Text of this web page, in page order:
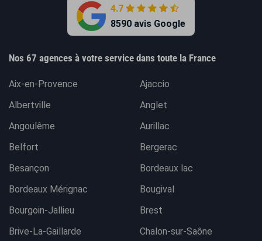
4.7
8590 avis Google
Nos 67 agences à votre service dans toute la France
Aix-en-Provence
Ajaccio
Albertville
Anglet
Angoulême
Aurillac
Belfort
Bergerac
Besançon
Bordeaux lac
Bordeaux Mérignac
Bougival
Bourgoin-Jallieu
Brest
Brive-La-Gaillarde
Chalon-sur-Saône